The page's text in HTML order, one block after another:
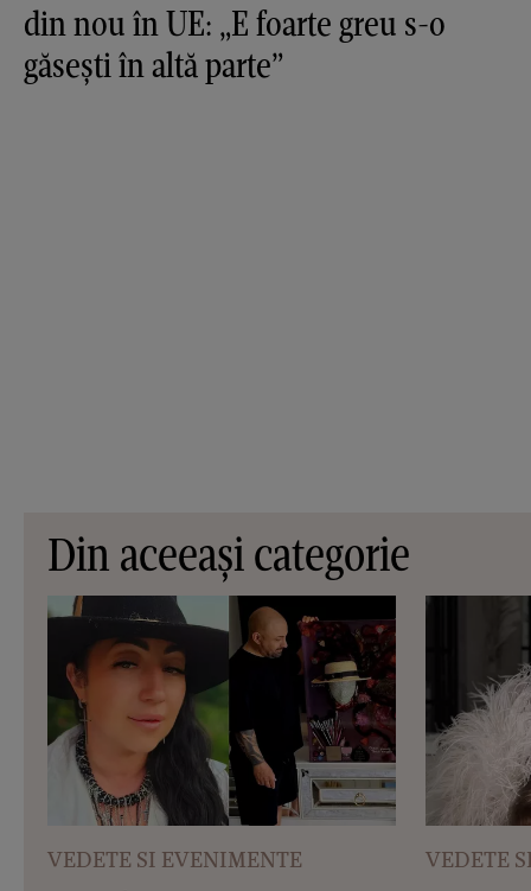
din nou în UE: „E foarte greu s-o
găsești în altă parte”
Din aceeași categorie
VEDETE SI EVENIMENTE VEDETE